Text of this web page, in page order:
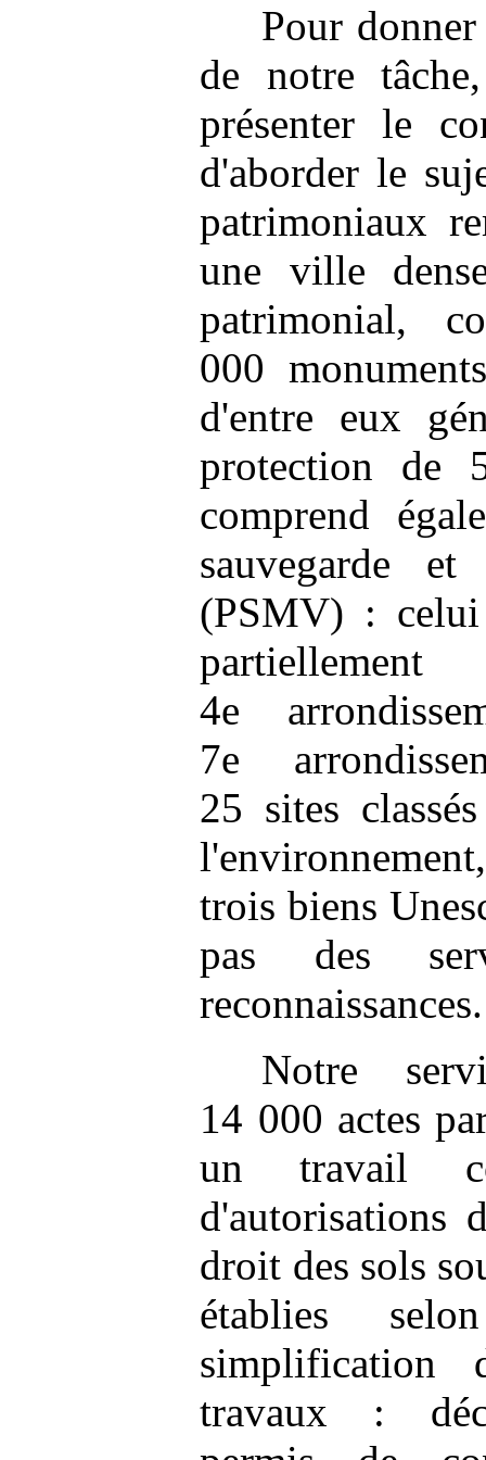
Pour
de notre
présenter le
d'aborder le
patrimoniaux
une ville
patrimonial,
000
d'entre eux
protection de
comprend
sauvegarde
(PSMV) :
4e
7e
25 sites
trois biens
pas des
reconnaissances.
Notre
14 000 actes
un travail
d'autorisations
droit des sols
établies
simplification
travaux :